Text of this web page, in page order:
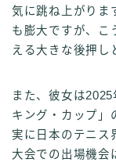
気に跳ね上がりま
も膨大ですが、こ
える大きな後押し
また、彼女は
キング・カップ」
実に日本のテニス
大会での出場機会